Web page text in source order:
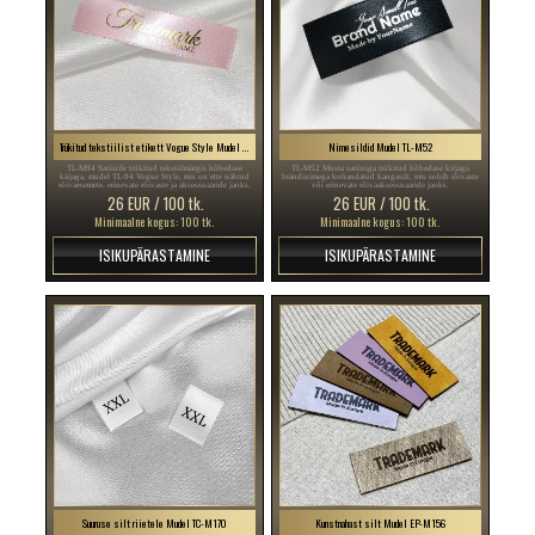
Trükitud tekstiilist etikett Vogue Style Mudel TL-M94
TL-M94 Satiinile trükitud tekstiilmärgis hõbedase
kirjaga, mudel TL-94 Vogue Style, mis on ette nähtud
rõivaesemete, erinevate rõivaste ja aksessuaaride jaoks.
26 EUR / 100 tk.
Minimaalne kogus: 100 tk.
ISIKUPÄRASTAMINE
Nimesildid Mudel TL-M52
TL-M52 Musta satiiniga trükitud hõbedase kirjaga
brändinimega kohandatud kangasilt, mis sobib rõivaste
või erinevate rõivaaksessuaaride jaoks.
26 EUR / 100 tk.
Minimaalne kogus: 100 tk.
ISIKUPÄRASTAMINE
Suuruse silt riietele Mudel TC-M170 Kunstnahast silt Mudel EP-M156